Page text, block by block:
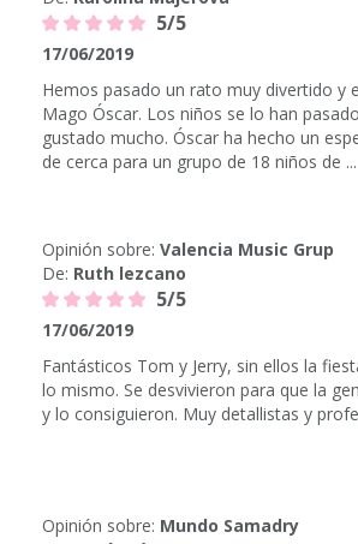
5/5
17/06/2019
Hemos pasado un rato muy divertido y
Mago Óscar. Los niños se lo han
gustado mucho. Óscar ha hecho un
de cerca para un grupo de 18 niños de ...
Opinión sobre: Valencia Music Grup
De: Ruth lezcano
5/5
17/06/2019
Fantásticos Tom y Jerry, sin ellos la
lo mismo. Se desvivieron para que la
y lo consiguieron. Muy detallistas y
Opinión sobre: Mundo Samadry